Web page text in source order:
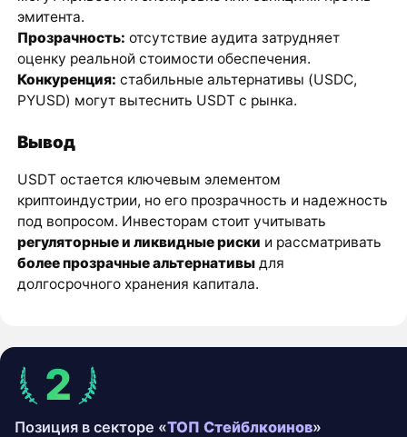
эмитента.
Прозрачность: отсутствие аудита затрудняет
оценку реальной стоимости обеспечения.
Конкуренция: стабильные альтернативы (USDC,
PYUSD) могут вытеснить USDT с рынка.
Вывод
USDT остается ключевым элементом
криптоиндустрии, но его прозрачность и надежность
под вопросом. Инвесторам стоит учитывать
регуляторные и ликвидные риски и рассматривать
более прозрачные альтернативыдля
долгосрочного хранения капитала.
2
Позиция в секторе «ТОП Стейблкоинов»